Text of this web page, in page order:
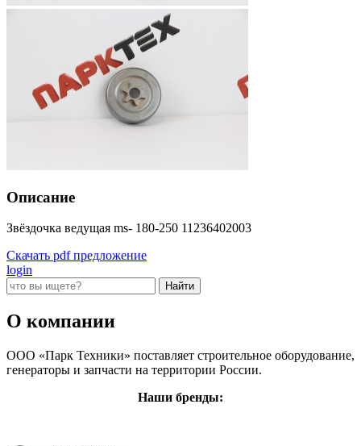
Описание
Звёздочка ведущая ms- 180-250 11236402003
Скачать pdf предложение
login
О компании
ООО «Парк Техники» поставляет строительное оборудование,
генераторы и запчасти на территории России.
Наши бренды: